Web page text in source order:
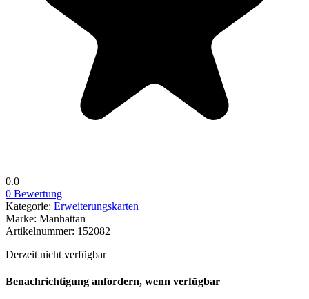
0.0
0 Bewertung
Kategorie: Erweiterungskarten
Marke: Manhattan
Artikelnummer: 152082
Derzeit nicht verfügbar
Benachrichtigung anfordern, wenn verfügbar